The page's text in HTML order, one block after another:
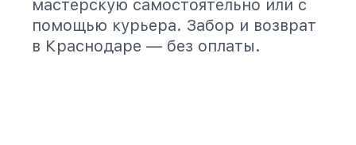
мастерскую самостоятельно или с
помощью курьера. Забор и возврат
в Краснодаре — без оплаты.